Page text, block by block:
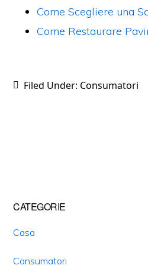
Come Scegliere una
Come Restaurare
Filed Under: Consumatori
Primary
Sidebar
CATEGORIE
Casa
Consumatori